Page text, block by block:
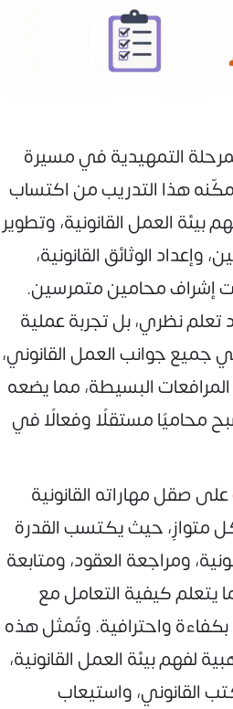
التمهيدية في مسيرة
هذا التدريب من اكتساب
بيئة العمل القانونية، وتطوير
وإعداد الوثائق القانونية،
إشراف محامين متمرسين.
نظري، بل تجربة عملية
جميع جوانب العمل القانوني،
المرافعات البسيطة، مما يضعه
محاميًا مستقلًا وفعالًا في
على صقل مهاراته القانونية
متوازٍ، حيث يكتسب القدرة
ومراجعة العقود، ومتابعة
يتعلم كيفية التعامل مع
بكفاءة واحترافية. وتُمثل هذه
لفهم بيئة العمل القانونية،
القانوني، واستيعاب